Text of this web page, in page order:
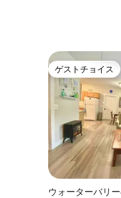
ゲストチョイス
ゲストチョイス
ウォーターバリ